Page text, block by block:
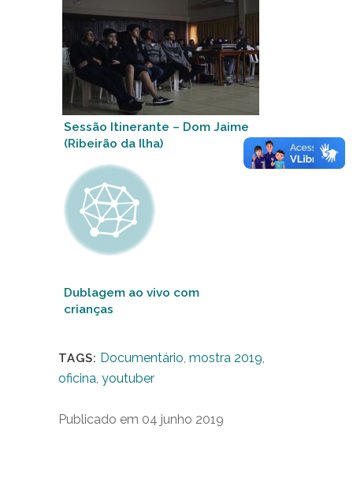
Sessão Itinerante – Dom Jaime
(Ribeirão da Ilha)
Dublagem ao vivo com
crianças
TAGS: Documentário, mostra 2019,
oficina, youtuber
Publicado em 04 junho 2019